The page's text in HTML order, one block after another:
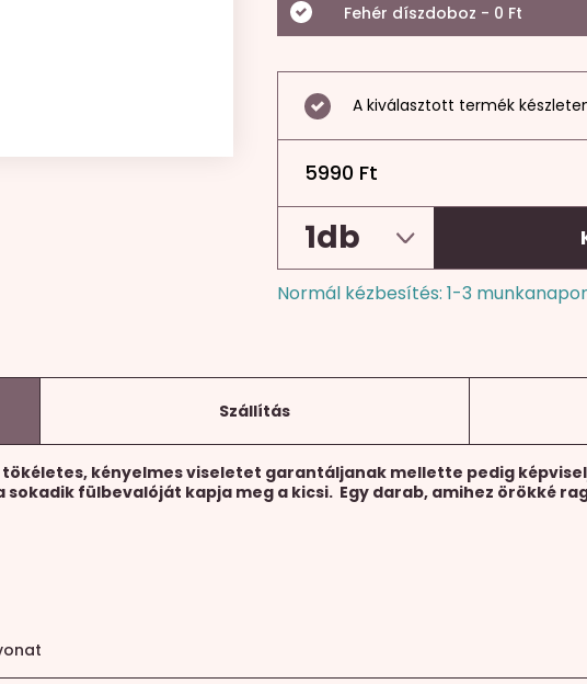
Fehér díszdoboz - 0 Ft
A kiválasztott termék
5990 Ft
Normál kézbesítés: 1-3
Szállítás
kényelmes viseletet garantáljanak mellette pedig
sokadik fülbevalóját kapja meg a kicsi. Egy darab, amihez örökké